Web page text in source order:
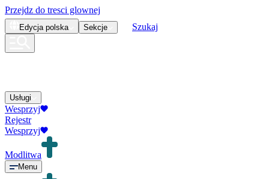
Przejdz do tresci glownej
Edycja polska Sekcje Szukaj
Usługi
Wesprzyj
Rejestr
Wesprzyj
Modlitwa
Menu